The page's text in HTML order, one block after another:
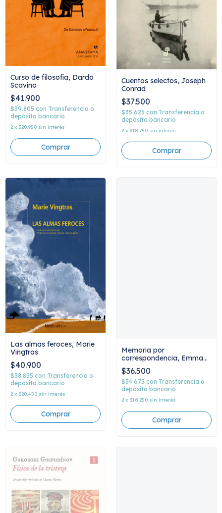
Curso de filosofía, Dardo
Scavino
$41.900
$39.805 con Transferencia o
depósito bancario
2 x $20.950 sin interés
Cuentos selectos, Joseph
Conrad
$37.500
$35.625 con Transferencia o
depósito bancario
2 x $18.750 sin interés
Las almas feroces, Marie
Vingtras
$40.900
$38.855 con Transferencia o
depósito bancario
2 x $20.450 sin interés
Memoria por
correspondencia, Emma
Reyes
$36.500
$34.675 con Transferencia o
depósito bancario
2 x $18.250 sin interés